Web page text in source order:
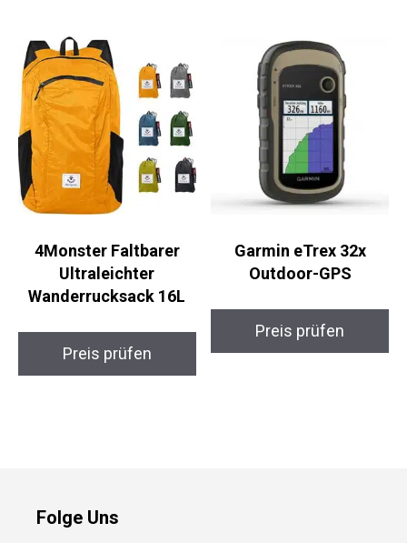
4Monster Faltbarer
Ultraleichter
Wanderrucksack 16L
Preis prüfen
Garmin eTrex 32x
Outdoor-GPS
Preis prüfen
Folge Uns